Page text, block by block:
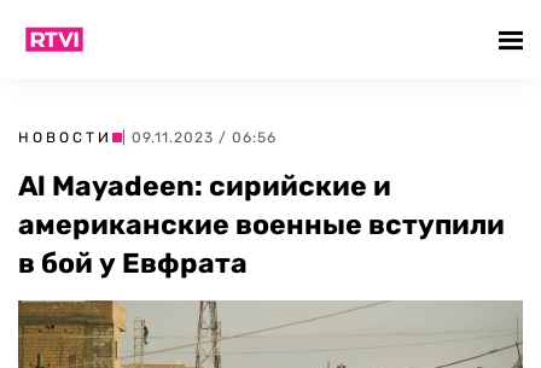
НОВОСТИ | 09.11.2023 / 06:56
Al Mayadeen: сирийские и
американские военные вступили
в бой у Евфрата